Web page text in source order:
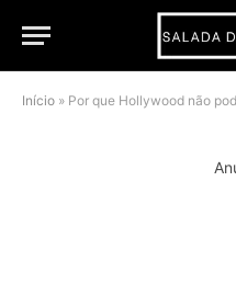
Início » Por que Hollywood não pode parar de